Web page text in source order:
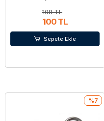
108 TL
100 TL
Sepete Ekle
%7